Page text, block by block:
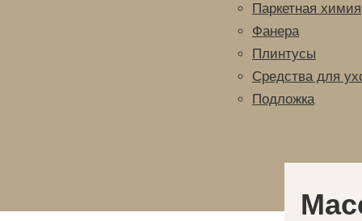
Паркетная химия
Фанера
Плинтусы
Средства для
Подложка